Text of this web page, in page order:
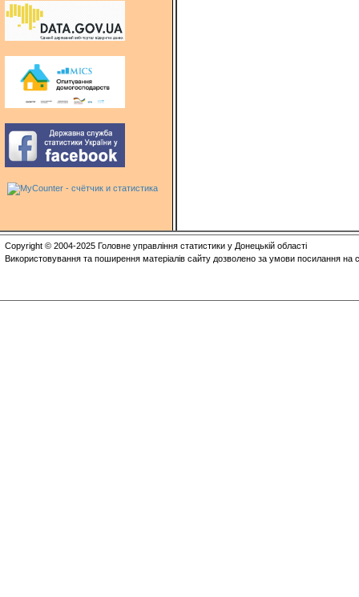
Copyright © 2004-2025 Головне управління статистики у Донецькій області
Використовування та поширення матеріалів сайту дозволено за умови посилання на